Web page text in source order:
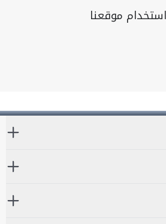
موقعنا